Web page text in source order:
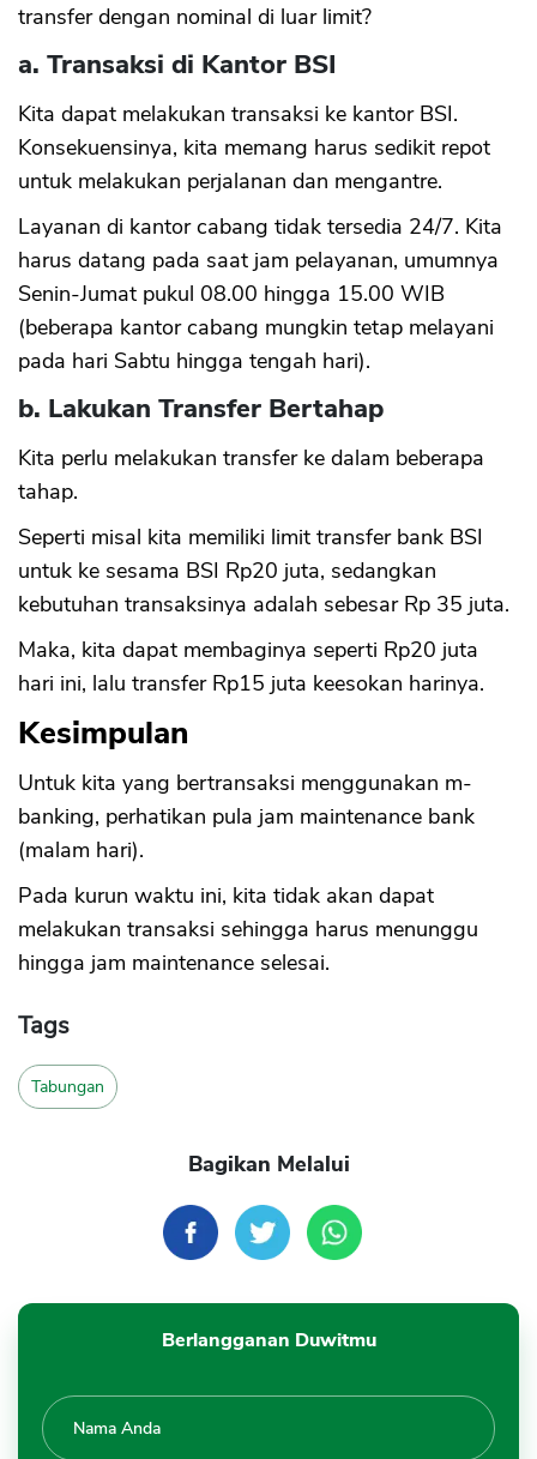
transfer dengan nominal di luar limit?
a. Transaksi di Kantor BSI
Kita dapat melakukan transaksi ke kantor BSI.
Konsekuensinya, kita memang harus sedikit repot
untuk melakukan perjalanan dan mengantre.
Layanan di kantor cabang tidak tersedia 24/7. Kita
harus datang pada saat jam pelayanan, umumnya
Senin-Jumat pukul 08.00 hingga 15.00 WIB
(beberapa kantor cabang mungkin tetap melayani
pada hari Sabtu hingga tengah hari).
b. Lakukan Transfer Bertahap
Kita perlu melakukan transfer ke dalam beberapa
tahap.
Seperti misal kita memiliki limit transfer bank BSI
untuk ke sesama BSI Rp20 juta, sedangkan
kebutuhan transaksinya adalah sebesar Rp 35 juta.
Maka, kita dapat membaginya seperti Rp20 juta
hari ini, lalu transfer Rp15 juta keesokan harinya.
Kesimpulan
Untuk kita yang bertransaksi menggunakan m-
banking, perhatikan pula jam maintenance bank
(malam hari).
Pada kurun waktu ini, kita tidak akan dapat
melakukan transaksi sehingga harus menunggu
hingga jam maintenance selesai.
Tags
Tabungan
Bagikan Melalui
Berlangganan Duwitmu